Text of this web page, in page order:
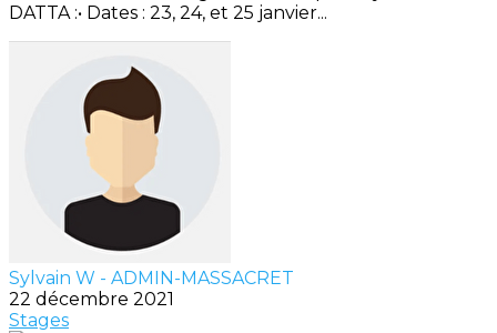
DATTA :• Dates : 23, 24, et 25 janvier...
Sylvain W - ADMIN-MASSACRET
22 décembre 2021
Stages